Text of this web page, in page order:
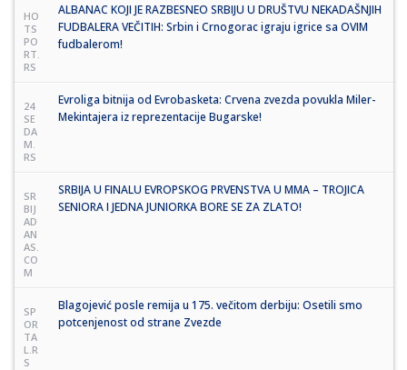
HO
TS
PO
RT.
RS
ALBANAC KOJI JE RAZBESNEO SRBIJU U DRUŠTVU NEKADAŠNJIH
FUDBALERA VEČITIH: Srbin i Crnogorac igraju igrice sa OVIM
fudbalerom!
24
SE
DA
M.
RS
Evroliga bitnija od Evrobasketa: Crvena zvezda povukla Miler-
Mekintajera iz reprezentacije Bugarske!
SR
BIJ
AD
AN
AS.
CO
M
SRBIJA U FINALU EVROPSKOG PRVENSTVA U MMA – TROJICA
SENIORA I JEDNA JUNIORKA BORE SE ZA ZLATO!
SP
OR
TA
L.R
S
Blagojević posle remija u 175. večitom derbiju: Osetili smo
potcenjenost od strane Zvezde